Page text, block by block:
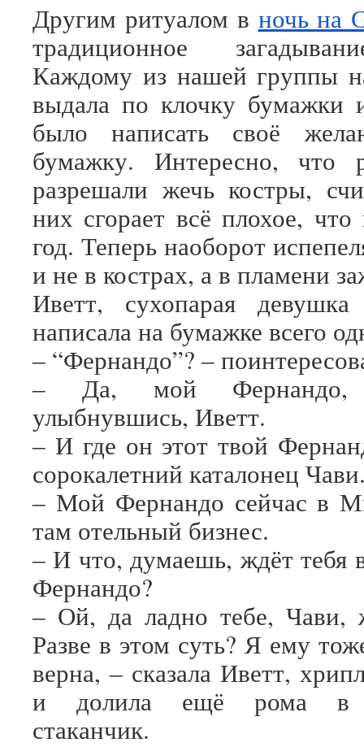
Другим ритуалом в ночь на
традиционное
Каждому из нашей группы
выдала по клочку бумажки
было написать своё
бумажку. Интересно, что
разрешали жечь костры,
них сгорает всё плохое, что
год. Теперь наоборот
и не в кострах, а в пламени
Иветт, сухопарая
написала на бумажке всего
‒ “Фернандо”? ‒
‒ Да, мой Фернандо,
улыбнувшись, Иветт.
‒ И где он этот твой
сорокалетний каталонец
‒ Мой Фернандо сейчас в
там отельный бизнес.
‒ И что, думаешь, ждёт тебя
Фернандо?
‒ Ой, да ладно тебе, Чави,
Разве в этом суть? Я ему
верна, ‒ сказала Иветт,
и долила ещё рома в
стаканчик.